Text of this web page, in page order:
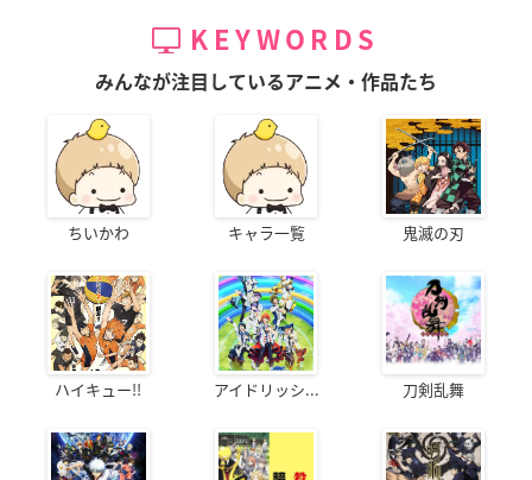
KEYWORDS
みんなが注目しているアニメ・作品たち
ちいかわ キャラ一覧 鬼滅の刃
ハイキュー!! アイドリッシ... 刀剣乱舞